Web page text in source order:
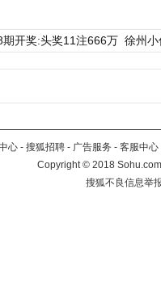
期开奖:头奖11注666万 徐州
心 - 搜狐招聘 - 广告服务 - 客服中心
Copyright©2018
搜狐不良信息举